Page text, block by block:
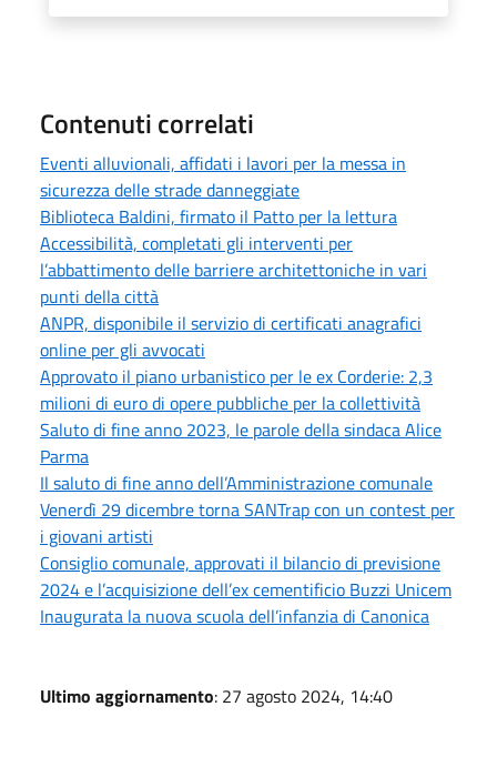
Contenuti correlati
Eventi alluvionali, affidati i lavori per la messa in
sicurezza delle strade danneggiate
Biblioteca Baldini, firmato il Patto per la lettura
Accessibilità, completati gli interventi per
l’abbattimento delle barriere architettoniche in vari
punti della città
ANPR, disponibile il servizio di certificati anagrafici
online per gli avvocati
Approvato il piano urbanistico per le ex Corderie: 2,3
milioni di euro di opere pubbliche per la collettività
Saluto di fine anno 2023, le parole della sindaca Alice
Parma
Il saluto di fine anno dell’Amministrazione comunale
Venerdì 29 dicembre torna SANTrap con un contest per
i giovani artisti
Consiglio comunale, approvati il bilancio di previsione
2024 e l’acquisizione dell’ex cementificio Buzzi Unicem
Inaugurata la nuova scuola dell’infanzia di Canonica
Ultimo aggiornamento: 27 agosto 2024, 14:40